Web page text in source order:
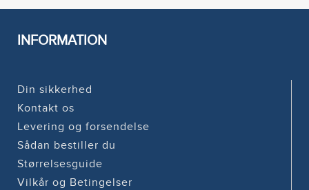
INFORMATION
Din sikkerhed
Kontakt os
Levering og forsendelse
Sådan bestiller du
Størrelsesguide
Vilkår og Betingelser